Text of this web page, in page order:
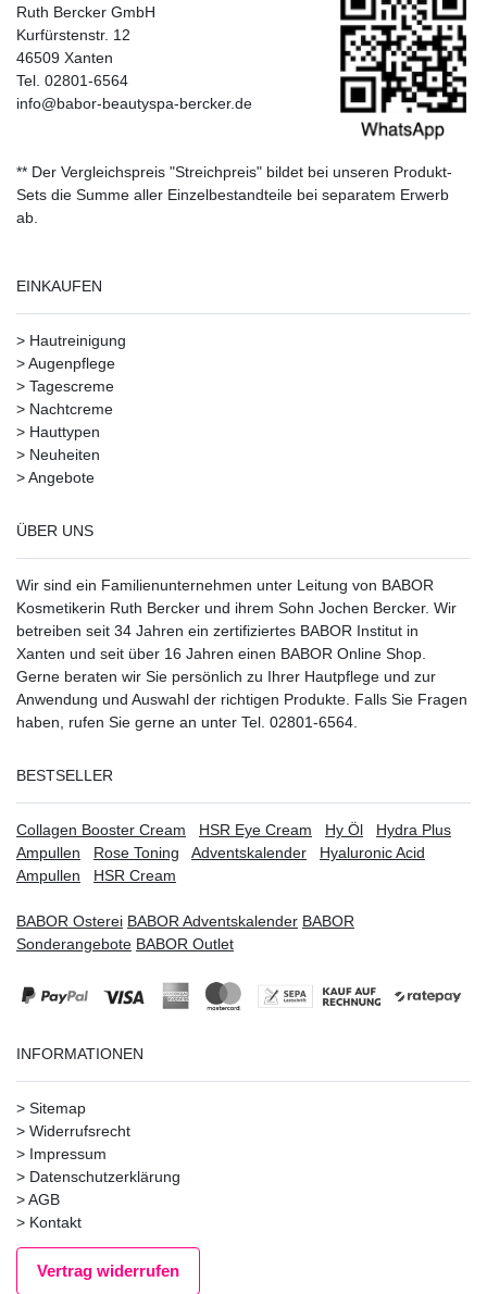
Ruth Bercker GmbH
Kurfürstenstr. 12
46509 Xanten
Tel. 02801-6564
info@babor-beautyspa-bercker.de
** Der Vergleichspreis "Streichpreis" bildet bei unseren Produkt-
Sets die Summe aller Einzelbestandteile bei separatem Erwerb
ab.
EINKAUFEN
> Hautreinigung
>Augenpflege
> Tagescreme
> Nachtcreme
> Hauttypen
> Neuheiten
>Angebote
ÜBER UNS
Wir sind ein Familienunternehmen unter Leitung von BABOR
Kosmetikerin Ruth Bercker und ihrem Sohn Jochen Bercker. Wir
betreiben seit 34 Jahren ein zertifiziertes BABOR Institut in
Xanten und seit über 16 Jahren einen BABOR Online Shop.
Gerne beraten wir Sie persönlich zu Ihrer Hautpflege und zur
Anwendung und Auswahl der richtigen Produkte. Falls Sie Fragen
haben, rufen Sie gerne an unter Tel. 02801-6564.
BESTSELLER
Collagen Booster Cream HSR Eye Cream Hy Öl
Hydra Plus
Ampullen
Rose Toning Adventskalender
Hyaluronic Acid
Ampullen
HSR Cream
BABOR Osterei BABOR Adventskalender BABOR
Sonderangebote BABOR Outlet
INFORMATIONEN
> Sitemap
> Widerrufsrecht
> Impressum
> Datenschutzerklärung
>AGB
> Kontakt
Vertrag widerrufen